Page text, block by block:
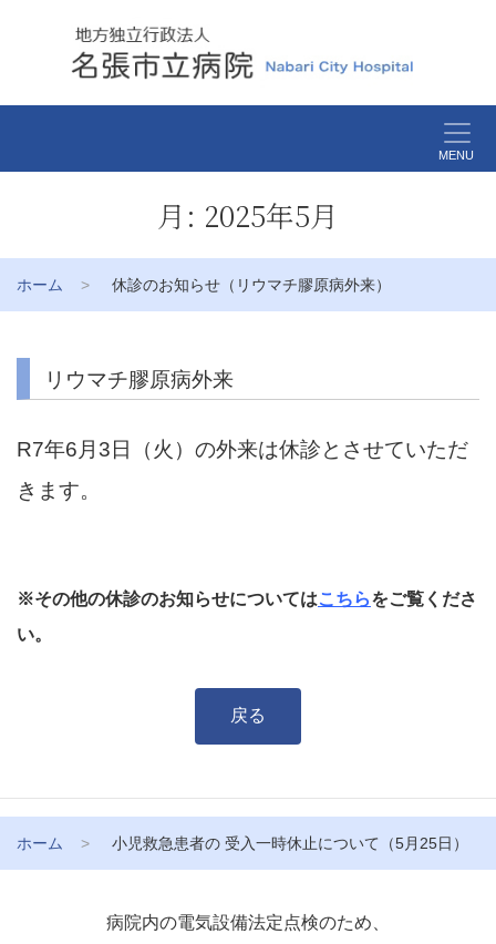
MENU
月: 2025年5月
ホーム 休診のお知らせ（リウマチ膠原病外来）
リウマチ膠原病外来
R7年6月3日（火）の外来は休診とさせていただ
きます。
※その他の休診のお知らせについてはこちらをご覧くださ
い。
戻る
ホーム 小児救急患者の 受入一時休止について（5月25日）
病院内の電気設備法定点検のため、